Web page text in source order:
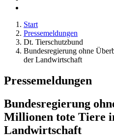
Start
Pressemeldungen
Dt. Tierschutzbund
Bundesregierung ohne
der Landwirtschaft
Pressemeldungen
Bundesregierung
Millionen tote Tiere
Landwirtschaft